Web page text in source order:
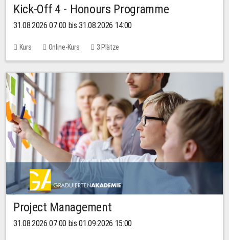
Kick-Off 4 - Honours Programme
31.08.2026 07:00 bis 31.08.2026 14:00
Kurs Online-Kurs 3 Plätze
Project Management
31.08.2026 07:00 bis 01.09.2026 15:00